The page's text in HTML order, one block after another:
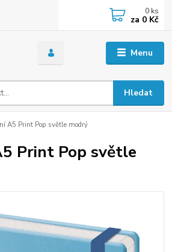
Menu
Hledat
0 ks
za 0 Kč
A5 Print Pop světle modrý
Print Pop světle